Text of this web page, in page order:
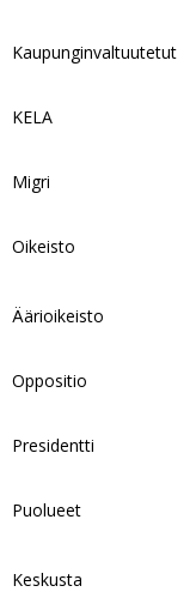
Kaupunginvaltuutetut
KELA
Migri
Oikeisto
Äärioikeisto
Oppositio
Presidentti
Puolueet
Keskusta